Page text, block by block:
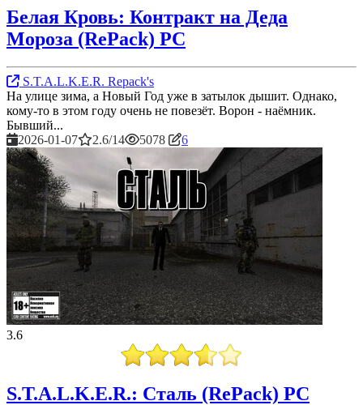
Белая Кровь: Контракт на Деда
Мороза (RePack) PC
S.T.A.L.K.E.R. Repack's
На улице зима, а Новый Год уже в затылок дышит. Однако,
кому-то в этом году очень не повезёт. Ворон - наёмник.
Бывший...
2026-01-07
2.6/14 5078 6
3.6
S.T.A.L.K.E.R.: Сталь (RePack) PC